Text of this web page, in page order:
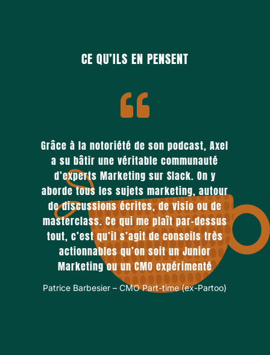
CE QU’ILS EN PENSENT

Grâce à la notoriété de son podcast, Axel
a su bâtir une véritable communauté
d’experts Marketing sur Slack. On y
aborde tous les sujets marketing, autour
de discussions écrites, de visio ou de
masterclass. Ce qui me plaît par-dessus
tout, c’est qu’il s’agit de conseils très
actionnables qu’on soit un Junior
Marketing ou un CMO expérimenté
Patrice Barbesier – CMO Part-time (ex-Partoo)